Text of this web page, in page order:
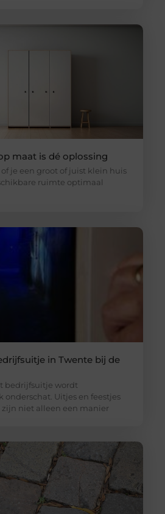
maat is dé oplossing
je een groot of juist klein huis
ruimte optimaal
in Twente bij de
bedrijfsuitje wordt
onderschat. Uitjes en feestjes
zijn niet alleen een manier